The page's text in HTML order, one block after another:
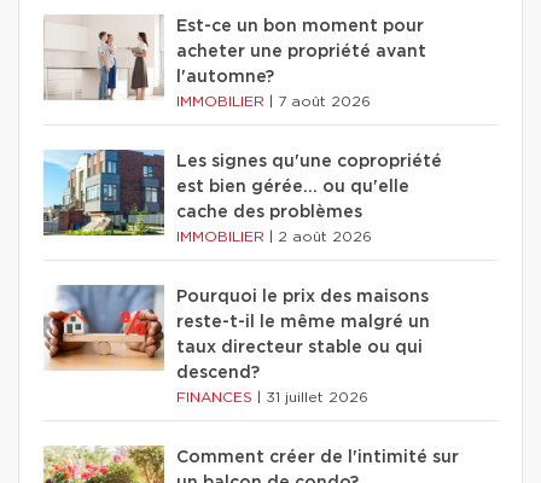
Est-ce un bon moment pour
acheter une propriété avant
l'automne?
IMMOBILIER 7 août 2026
Les signes qu'une copropriété
est bien gérée… ou qu'elle
cache des problèmes
IMMOBILIER 2 août 2026
Pourquoi le prix des maisons
reste-t-il le même malgré un
taux directeur stable ou qui
descend?
FINANCES 31 juillet 2026
Comment créer de l'intimité sur